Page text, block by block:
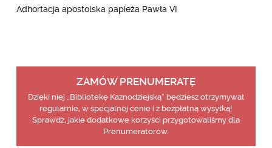
Adhortacja apostolska papieża Pawła VI
ZAMÓW PRENUMERATĘ
Dzięki niej „Bibliotekę Kaznodziejską” będziesz otrzymywał
regularnie, w specjalnej cenie i z bezpłatną wysyłką!
Sprawdź, jakie dodatkowe korzyści przygotowaliśmy dla
Prenumeratorów.